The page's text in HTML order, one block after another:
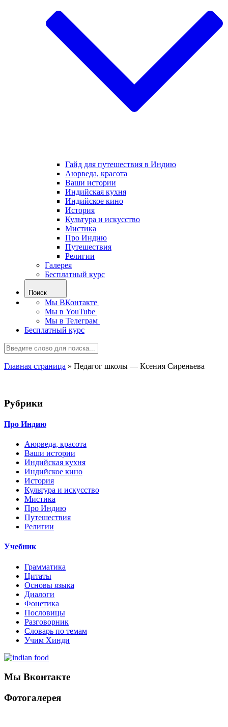
Гайд для путешествия в Индию
Аюрведа, красота
Ваши истории
Индийская кухня
Индийское кино
История
Культура и искусство
Мистика
Про Индию
Путешествия
Религии
Галерея
Бесплатный курс
Поиск
Мы ВКонтакте
Мы в YouTube
Мы в Телеграм
Бесплатный курс
Главная страница » Педагог школы — Ксения Сиреньева
Рубрики
Про Индию
Аюрведа, красота
Ваши истории
Индийская кухня
Индийское кино
История
Культура и искусство
Мистика
Про Индию
Путешествия
Религии
Учебник
Грамматика
Цитаты
Основы языка
Диалоги
Фонетика
Пословицы
Разговорник
Словарь по темам
Учим Хинди
Мы Вконтакте
Фотогалерея